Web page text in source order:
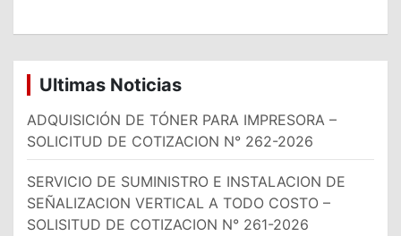
Ultimas Noticias
ADQUISICIÓN DE TÓNER PARA IMPRESORA –
SOLICITUD DE COTIZACION N° 262-2026
SERVICIO DE SUMINISTRO E INSTALACION DE
SEÑALIZACION VERTICAL A TODO COSTO –
SOLISITUD DE COTIZACION N° 261-2026